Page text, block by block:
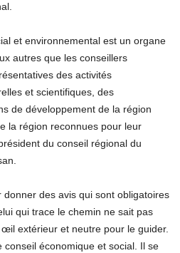
et environnemental est un organe
autres que les conseillers
des activités
et scientifiques, des
de développement de la région
la région reconnues pour leur
du conseil régional du
des avis qui sont obligatoires
qui trace le chemin ne sait pas
extérieur et neutre pour le guider.
conseil économique et social. Il se